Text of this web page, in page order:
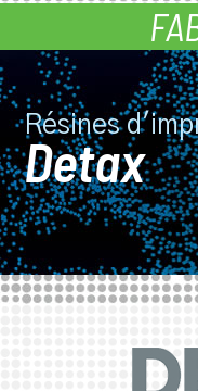
Résines
Detax